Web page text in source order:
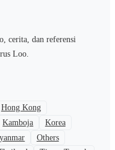
cerita, dan referensi
Loo.
Hong Kong
Kamboja
Korea
Others